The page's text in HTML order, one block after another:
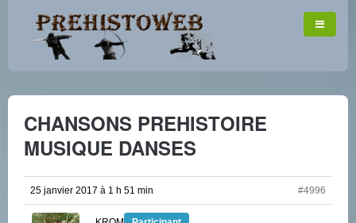
CHANSONS PREHISTOIRE
MUSIQUE DANSES
25 janvier 2017 à 1 h 51 min #4996